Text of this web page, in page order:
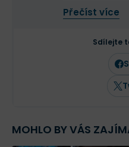
souvislostem
Ve Finexu
technickou
dění. Vedle
odborné
dalších
včetně
Přečíst více
Sdílejte
MOHLO BY VÁS